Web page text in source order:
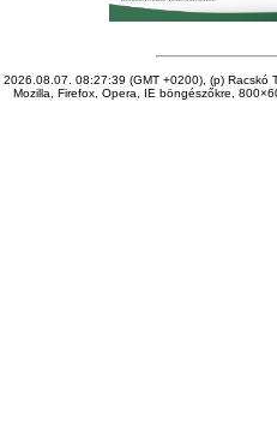
2026.08.07. 08:27:39 (GMT +0200), (p) Racskó
Mozilla, Firefox, Opera, IE böngészőkre,